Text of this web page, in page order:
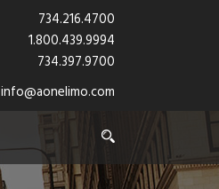
734.216.4700
1.800.439.9994
734.397.9700
info@aonelimo.com